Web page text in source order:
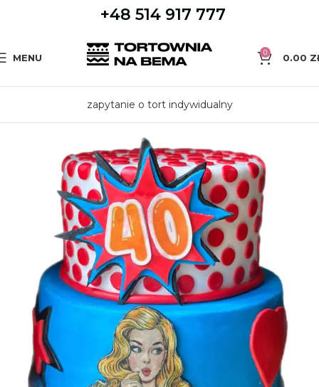
+48 514 917 777
MENU 0 0.00
zapytanie o tort indywidualny